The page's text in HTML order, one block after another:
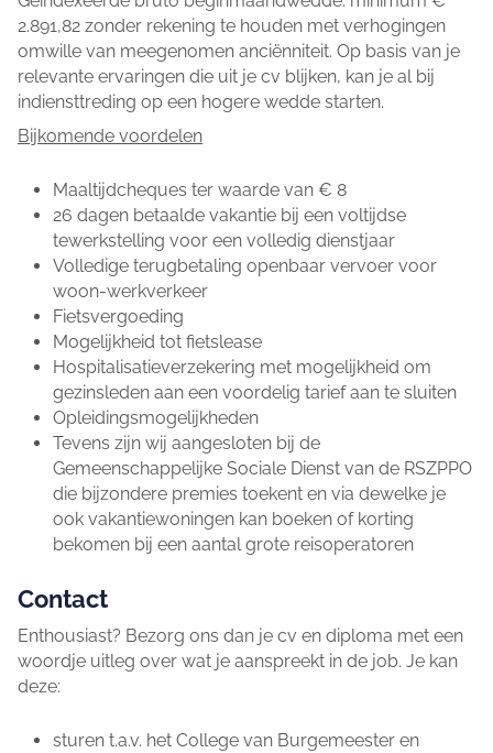
2.891,82 zonder rekening te houden met verhogingen
omwille van meegenomen anciënniteit. Op basis van je
relevante ervaringen die uit je cv blijken, kan je al bij
indiensttreding op een hogere wedde starten.
Bijkomende voordelen
Maaltijdcheques ter waarde van € 8
26 dagen betaalde vakantie bij een voltijdse
tewerkstelling voor een volledig dienstjaar
Volledige terugbetaling openbaar vervoer voor
woon-werkverkeer
Fietsvergoeding
Mogelijkheid tot fietslease
Hospitalisatieverzekering met mogelijkheid om
gezinsleden aan een voordelig tarief aan te sluiten
Opleidingsmogelijkheden
Tevens zijn wij aangesloten bij de
Gemeenschappelijke Sociale Dienst van de RSZPPO
die bijzondere premies toekent en via dewelke je
ook vakantiewoningen kan boeken of korting
bekomen bij een aantal grote reisoperatoren
Contact
Enthousiast? Bezorg ons dan je cv en diploma met een
woordje uitleg over wat je aanspreekt in de job. Je kan
deze:
sturen t.a.v. het College van Burgemeester en